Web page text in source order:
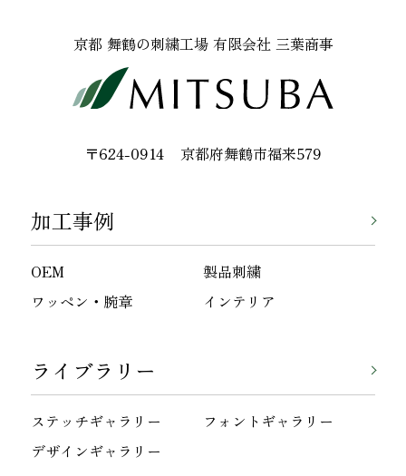
京都 舞鶴の刺繍工場 有限会社 三葉商事
〒624-0914 京都府舞鶴市福来579
加工事例
OEM
製品刺繍
ワッペン・腕章
インテリア
ライブラリー
ステッチギャラリー
フォントギャラリー
デザインギャラリー